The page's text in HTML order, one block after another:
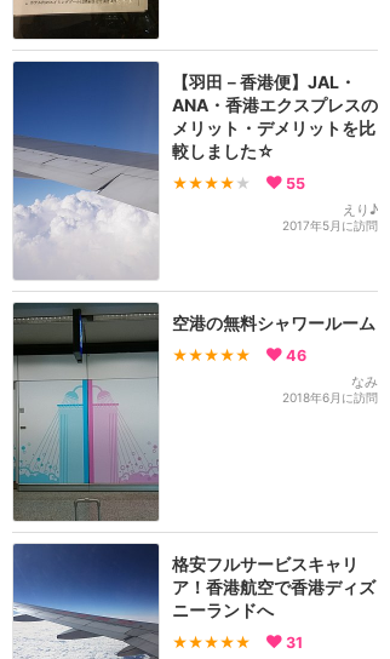
【羽田－香港便】JAL・
ANA・香港エクスプレスの
メリット・デメリットを比
較しました☆
★★★★ ★ 55
えり♪
2017年5月に訪問
空港の無料シャワールーム
★★★★★ 46
なみ
2018年6月に訪問
格安フルサービスキャリ
ア！香港航空で香港ディズ
ニーランドへ
★★★★★ 31